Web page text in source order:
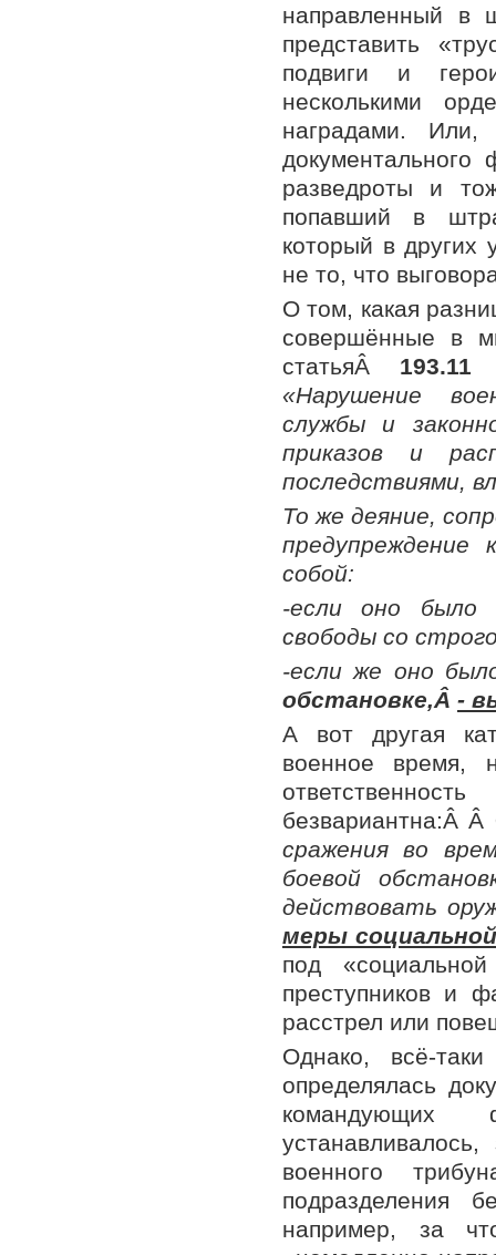
направленный в
представить
подвиги и
несколькими
наградами. Или,
разведроты и
попавший в
который в других
не то, что
О том, какая
совершённые в
статьяÂ
«Нарушение
службы и
приказов и
последствиями,
То же деяние,
предупреждение
собой:
-если оно было
свободы со
-если же оно
обстановке,Â -
А вот другая
военное время,
безвариантна:Â Â
сражения во
боевой
действовать
меры
под
преступников и
расстрел или
Однако, всё-
определялась
командующих
военного
подразделения
например, за